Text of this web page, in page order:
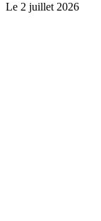
Le 2 juillet 2026